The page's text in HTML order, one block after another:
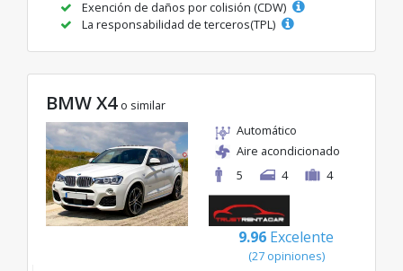
Exención de daños por colisión (CDW)
La responsabilidad de terceros(TPL)
BMW X4 o similar
Automático
Aire acondicionado
5
4 4
9.96 Excelente
(27 opiniones)